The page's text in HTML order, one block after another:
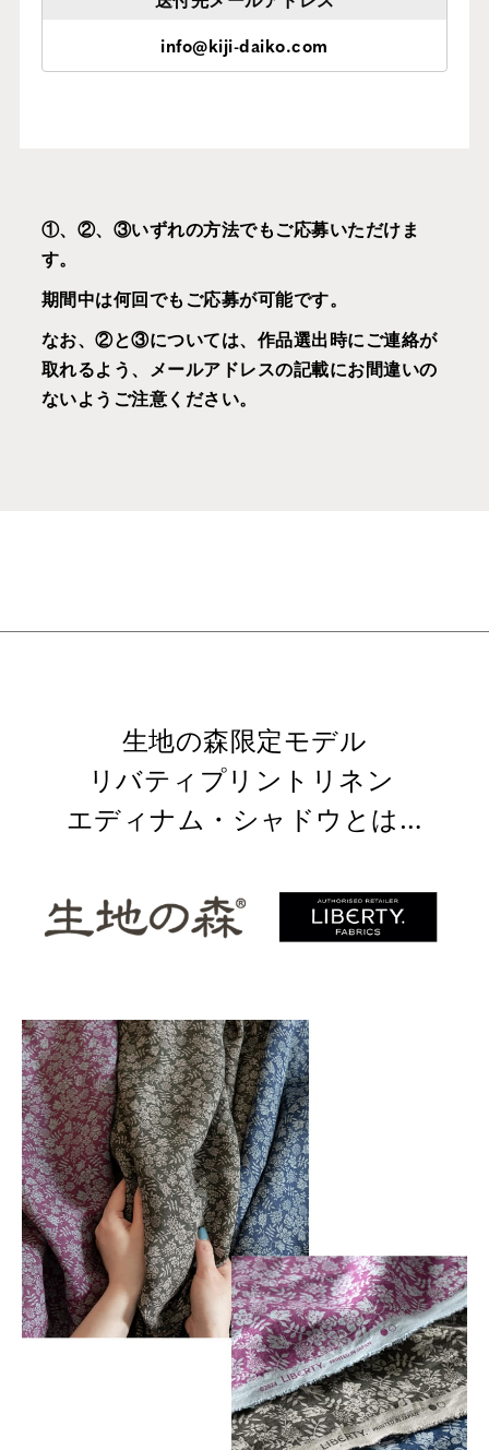
info@kiji-daiko.com
①、②、③いずれの方法でもご応募いただけま
す。
期間中は何回でもご応募が可能です。
なお、②と③については、作品選出時にご連絡が
取れるよう、メールアドレスの記載にお間違いの
ないようご注意ください。
生地の森限定モデル
リバティプリントリネン
エディナム・シャドウとは…